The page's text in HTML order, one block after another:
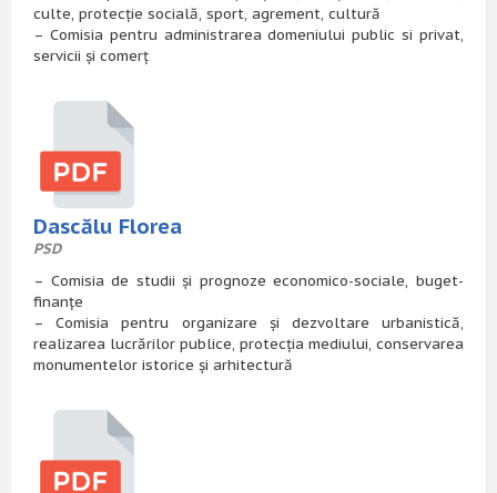
culte, protecție socială, sport, agrement, cultură
– Comisia pentru administrarea domeniului public si privat,
servicii și comerț
Dascălu Florea
PSD
– Comisia de studii și prognoze economico-sociale, buget-
finanțe
– Comisia pentru organizare și dezvoltare urbanistică,
realizarea lucrărilor publice, protecția mediului, conservarea
monumentelor istorice și arhitectură